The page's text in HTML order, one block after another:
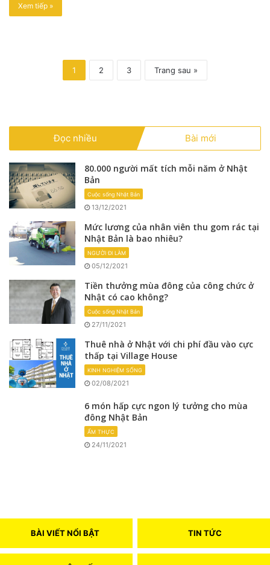
Xem tiếp »
1 2 3 Trang sau »
Đọc nhiều Bài mới
80.000 người mất tích mỗi năm ở Nhật
Bản
Cuộc sống Nhật Bản
13/12/2021
Mức lương của nhân viên thu gom rác tại
Nhật Bản là bao nhiêu?
NGƯỜI ĐI LÀM
05/12/2021
Tiền thưởng mùa đông của công chức ở
Nhật có cao không?
Cuộc sống Nhật Bản
27/11/2021
Thuê nhà ở Nhật với chi phí đầu vào cực
thấp tại Village House
KINH NGHIỆM SỐNG
02/08/2021
6 món hấp cực ngon lý tưởng cho mùa
đông Nhật Bản
ẨM THỰC
24/11/2021
BÀI VIẾT NỔI BẬT TIN TỨC